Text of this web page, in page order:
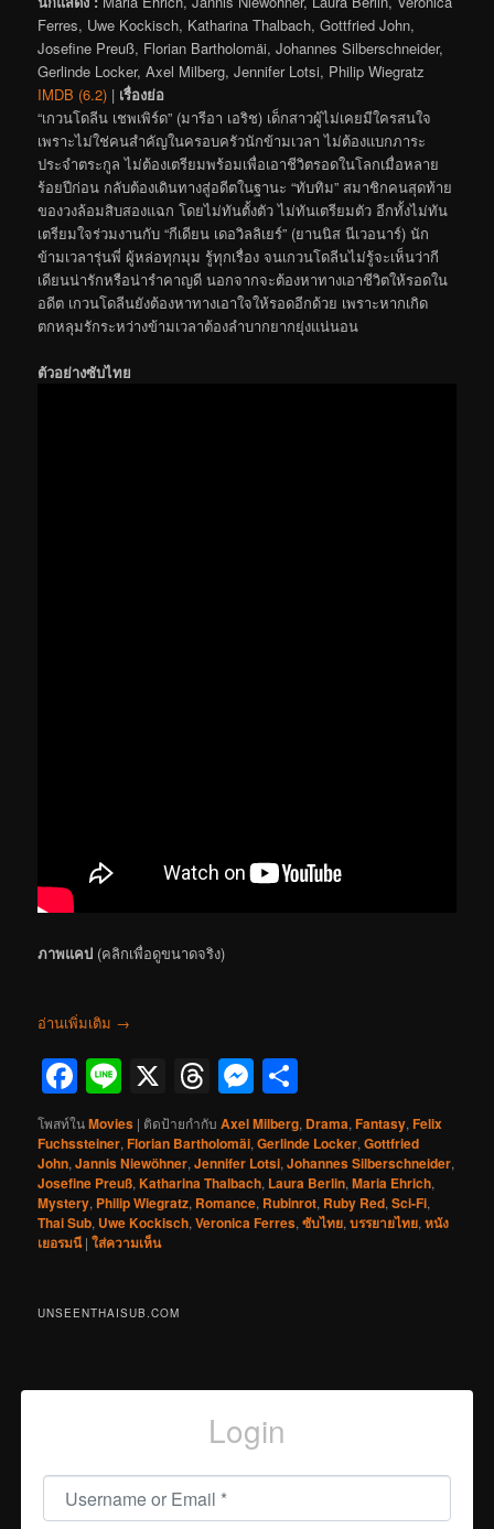
Ferres, Uwe Kockisch, Katharina Thalbach, Gottfried John,
Josefine Preuß, Florian Bartholomäi, Johannes Silberschneider,
Gerlinde Locker, Axel Milberg, Jennifer Lotsi, Philip Wiegratz
IMDB (6.2) | เรื่องย่อ
“เกวนโดลีน เชพเพิร์ด” (มารีอา เอริช) เด็กสาวผู้ไม่เคยมีใครสนใจ
เพราะไม่ใช่คนสำคัญในครอบครัวนักข้ามเวลา ไม่ต้องแบกภาระ
ประจำตระกูล ไม่ต้องเตรียมพร้อมเพื่อเอาชีวิตรอดในโลกเมื่อหลาย
ร้อยปีก่อน กลับต้องเดินทางสู่อดีตในฐานะ “ทับทิม” สมาชิกคนสุดท้าย
ของวงล้อมสิบสองแฉก โดยไม่ทันตั้งตัว ไม่ทันเตรียมตัว อีกทั้งไม่ทัน
เตรียมใจร่วมงานกับ “กีเดียน เดอวิลลิเยร์” (ยานนิส นีเวอนาร์) นัก
ข้ามเวลารุ่นพี่ ผู้หล่อทุกมุม รู้ทุกเรื่อง จนเกวนโดลีนไม่รู้จะเห็นว่ากี
เดียนน่ารักหรือน่ารำคาญดี นอกจากจะต้องหาทางเอาชีวิตให้รอดใน
อดีต เกวนโดลีนยังต้องหาทางเอาใจให้รอดอีกด้วย เพราะหากเกิด
ตกหลุมรักระหว่างข้ามเวลาต้องลำบากยากยุ่งแน่นอน
ตัวอย่างซับไทย
ภาพแคป (คลิกเพื่อดูขนาดจริง)
อ่านเพิ่มเติม →
Facebook
Line
X Threads
Messenger
โพสท์ในMovies | ติดป้ายกำกับ Axel Milberg, Drama,Fantasy,Felix
Fuchssteiner,Florian Bartholomäi,Gerlinde Locker,Gottfried
John,Jannis Niewöhner,Jennifer Lotsi,Johannes Silberschneider,
Josefine Preuß,Katharina Thalbach, Laura Berlin,Maria Ehrich,
Mystery, Philip Wiegratz, Romance, Rubinrot, Ruby Red,Sci-Fi,
Thai Sub, Uwe Kockisch,Veronica Ferres,ซับไทย,บรรยายไทย,หนัง
เยอรมนี |ใส่ความเห็น
UNSEENTHAISUB.COM
Login
Username or Email